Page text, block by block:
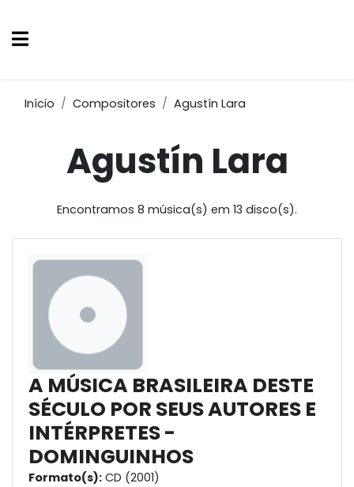
Início Compositores Agustín Lara
Agustín Lara
Encontramos 8 música(s) em 13 disco(s).
A MÚSICA BRASILEIRA DESTE
SÉCULO POR SEUS AUTORES E
INTÉRPRETES -
DOMINGUINHOS
Formato(s): CD (2001)